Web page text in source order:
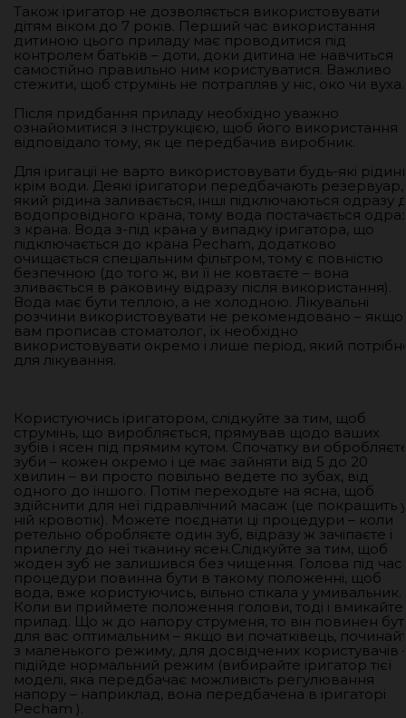
Також іригатор не дозволяється використовувати
дітям віком до 7 років. Перший час використання
дитиною цього приладу має проводитися під
контролем батьків – доти, доки дитина не навчиться
самостійно правильно ним користуватися. Важливо
стежити, щоб струмінь не потрапляв у ніс, око чи вуха.
Після придбання приладу необхідно уважно
ознайомитися з інструкцією, щоб його використання
відповідало тому, як це передбачив виробник.
Для іригації не варто використовувати будь-які
крім води. Деякі іригатори передбачають
який рідина заливається, інші підключаються одразу
водопровідного крана, тому вода постачається
з крана. Вода з-під крана у випадку іригатора, що
підключається до крана Pecham, додатково
очищається спеціальним фільтром, тому є повністю
безпечною (до того ж, ви її не ковтаєте – вона
зливається в раковину відразу після використання).
Вода має бути теплою, а не холодною. Лікувальні
розчини використовувати не рекомендовано – якщо
вам прописав стоматолог, їх необхідно
використовувати окремо і лише період, який
для лікування.
Користуючись іригатором, слідкуйте за тим, щоб
струмінь, що виробляється, прямував щодо ваших
зубів і ясен під прямим кутом. Спочатку ви
зуби – кожен окремо і це має зайняти від 5 до 20
хвилин – ви просто повільно ведете по зубах, від
одного до іншого. Потім переходьте на ясна, щоб
здійснити для неї гідравлічний масаж (це покращить
ній кровотік). Можете поєднати ці процедури – коли
ретельно обробляєте один зуб, відразу ж зачіпаєте і
прилеглу до неї тканину ясен.Слідкуйте за тим, щоб
жоден зуб не залишився без чищення. Голова під час
процедури повинна бути в такому положенні, щоб
вода, вже користуючись, вільно стікала у умивальник.
Коли ви приймете положення голови, тоді і вмикайте
прилад. Що ж до напору струменя, то він повинен
для вас оптимальним – якщо ви початківець,
з маленького режиму, для досвідчених користувачів
підійде нормальний режим (вибирайте іригатор тієї
моделі, яка передбачає можливість регулювання
напору – наприклад, вона передбачена в іригаторі
Pecham ).